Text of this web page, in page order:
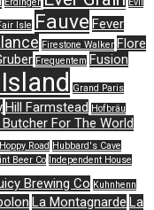
Isle Fauve Fever
Firestone Walker Flore
Frequentem Fusion
Grand Paris
Hill Farmstead Hofbräu
For The World
Hoppy Road Hubbard's Cave
Beer Co Independent House
Brewing Co Kuhnhenn
La Montagnarde La